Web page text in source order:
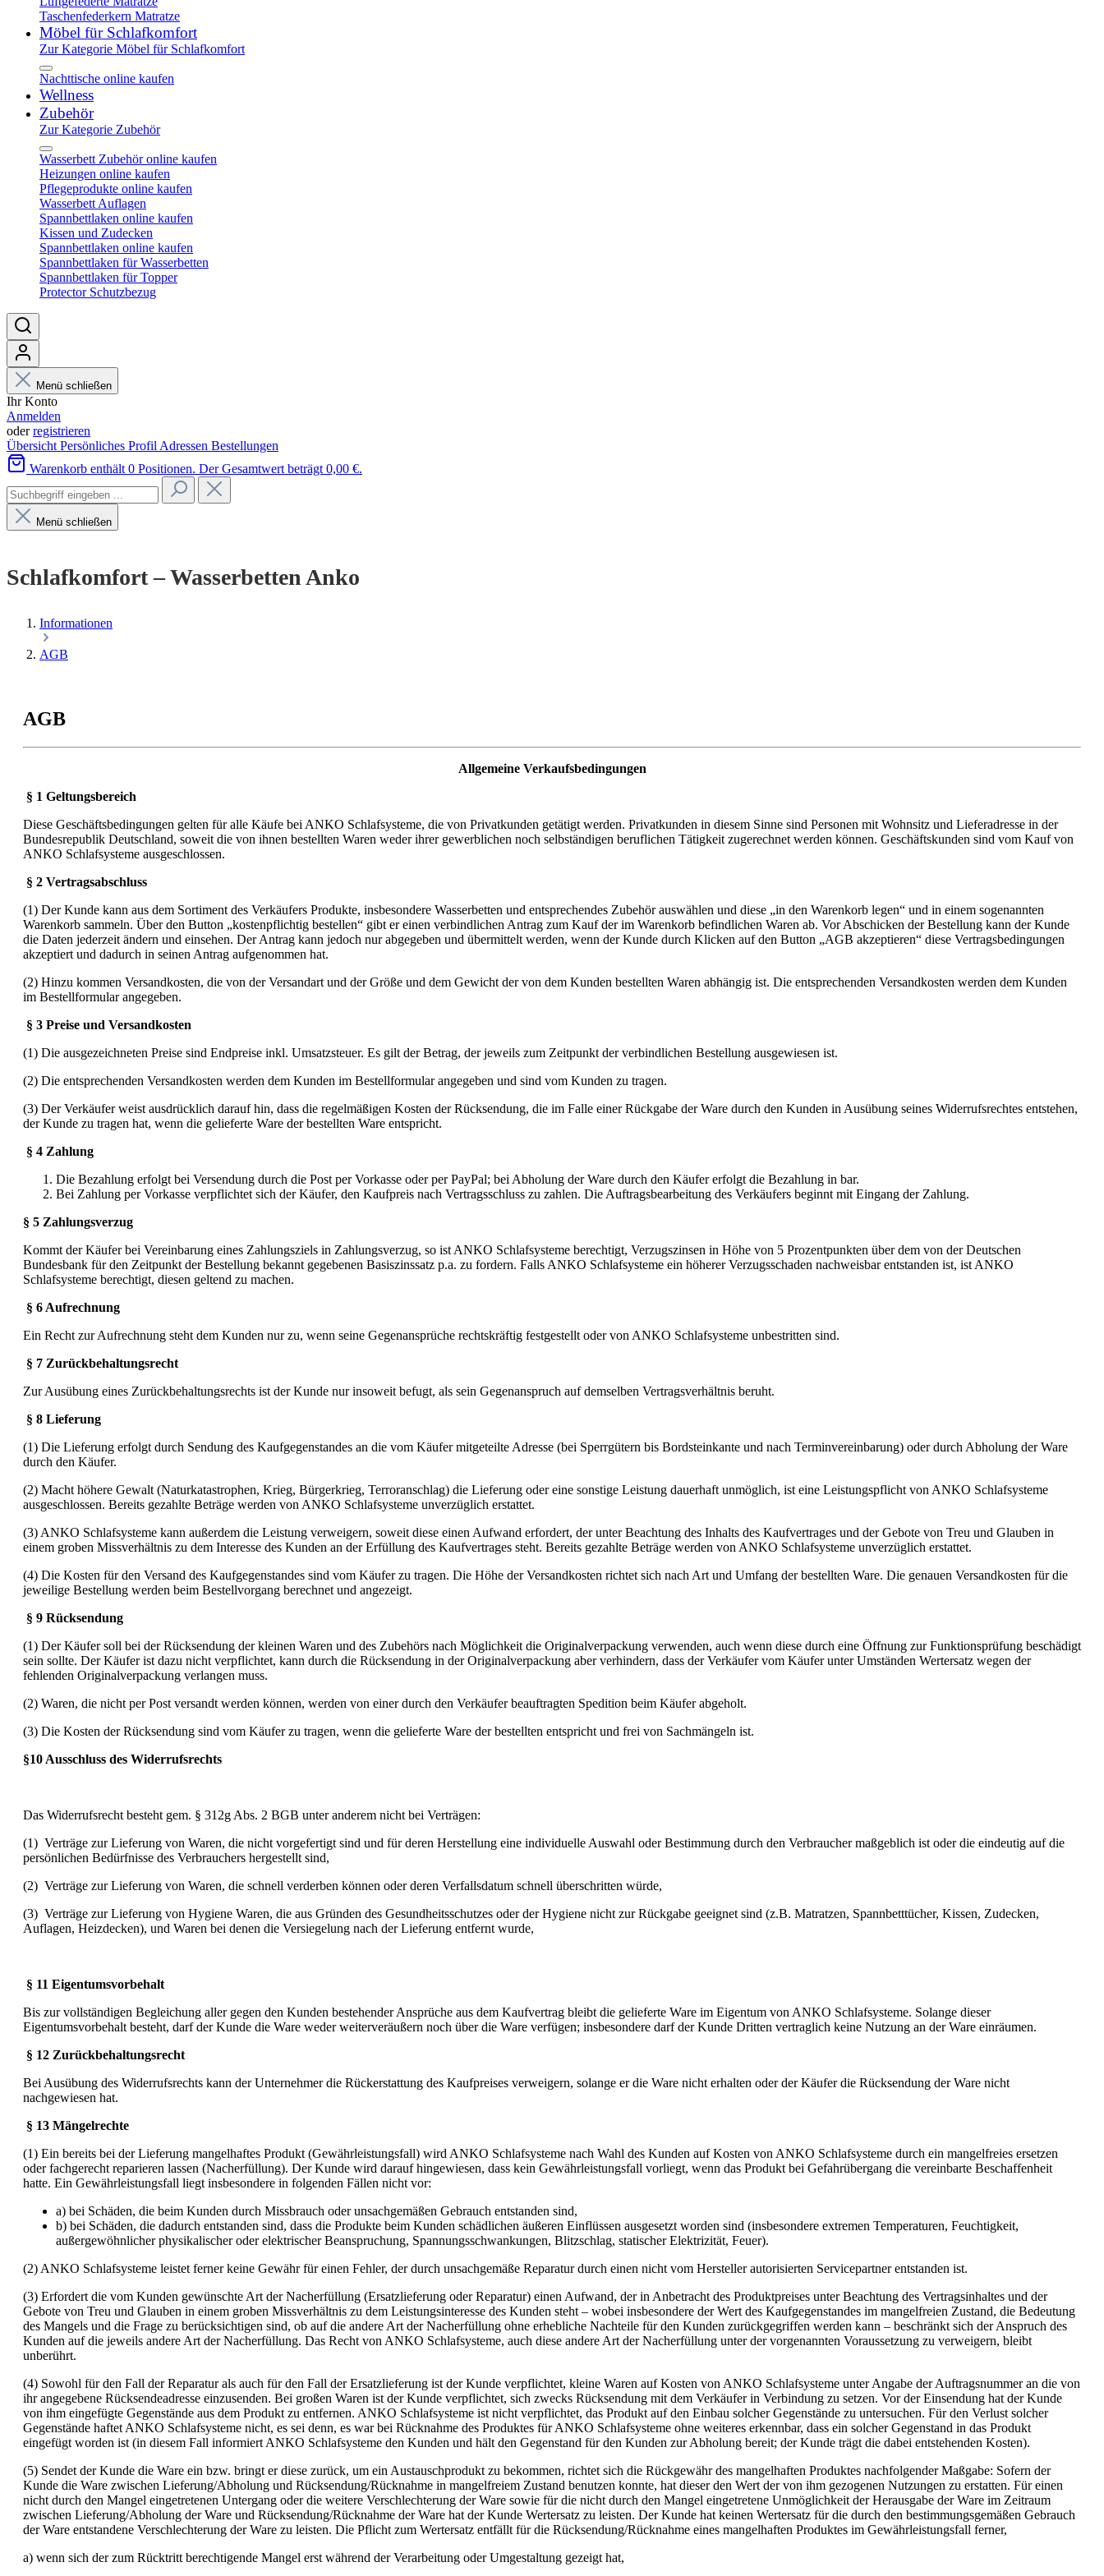
Taschenfederkern Matratze
Möbel für Schlafkomfort
Zur Kategorie Möbel für Schlafkomfort
Nachttische online kaufen
Wellness
Zubehör
Zur Kategorie Zubehör
Wasserbett Zubehör online kaufen
Heizungen online kaufen
Pflegeprodukte online kaufen
Wasserbett Auflagen
Spannbettlaken online kaufen
Kissen und Zudecken
Spannbettlaken online kaufen
Spannbettlaken für Wasserbetten
Spannbettlaken für Topper
Protector Schutzbezug
Menü schließen
Ihr Konto
Anmelden
oderregistrieren
Übersicht Persönliches Profil Adressen Bestellungen
Warenkorb enthält 0 Positionen. Der Gesamtwert beträgt 0,00 €.
Menü schließen
Schlafkomfort – Wasserbetten Anko
Informationen
AGB
AGB
Allgemeine Verkaufsbedingungen
§ 1 Geltungsbereich
Diese Geschäftsbedingungen gelten für alle Käufe bei ANKO Schlafsysteme, die von Privatkunden getätigt werden. Privatkunden in diesem Sinne sind Personen mit Wohnsitz und Lieferadresse in der
Bundesrepublik Deutschland, soweit die von ihnen bestellten Waren weder ihrer gewerblichen noch selbständigen beruflichen Tätigkeit zugerechnet werden können. Geschäftskunden sind vom Kauf von
ANKO Schlafsysteme ausgeschlossen.
§ 2 Vertragsabschluss
(1) Der Kunde kann aus dem Sortiment des Verkäufers Produkte, insbesondere Wasserbetten und entsprechendes Zubehör auswählen und diese „in den Warenkorb legen“ und in einem sogenannten
Warenkorb sammeln. Über den Button „kostenpflichtig bestellen“ gibt er einen verbindlichen Antrag zum Kauf der im Warenkorb befindlichen Waren ab. Vor Abschicken der Bestellung kann der Kunde
die Daten jederzeit ändern und einsehen. Der Antrag kann jedoch nur abgegeben und übermittelt werden, wenn der Kunde durch Klicken auf den Button „AGB akzeptieren“ diese Vertragsbedingungen
akzeptiert und dadurch in seinen Antrag aufgenommen hat.
(2) Hinzu kommen Versandkosten, die von der Versandart und der Größe und dem Gewicht der von dem Kunden bestellten Waren abhängig ist. Die entsprechenden Versandkosten werden dem Kunden
im Bestellformular angegeben.
§ 3 Preise und Versandkosten
(1) Die ausgezeichneten Preise sind Endpreise inkl. Umsatzsteuer. Es gilt der Betrag, der jeweils zum Zeitpunkt der verbindlichen Bestellung ausgewiesen ist.
(2) Die entsprechenden Versandkosten werden dem Kunden im Bestellformular angegeben und sind vom Kunden zu tragen.
(3) Der Verkäufer weist ausdrücklich darauf hin, dass die regelmäßigen Kosten der Rücksendung, die im Falle einer Rückgabe der Ware durch den Kunden in Ausübung seines Widerrufsrechtes entstehen,
der Kunde zu tragen hat, wenn die gelieferte Ware der bestellten Ware entspricht.
§ 4 Zahlung
Die Bezahlung erfolgt bei Versendung durch die Post per Vorkasse oder per PayPal; bei Abholung der Ware durch den Käufer erfolgt die Bezahlung in bar.
Bei Zahlung per Vorkasse verpflichtet sich der Käufer, den Kaufpreis nach Vertragsschluss zu zahlen. Die Auftragsbearbeitung des Verkäufers beginnt mit Eingang der Zahlung.
§ 5 Zahlungsverzug
Kommt der Käufer bei Vereinbarung eines Zahlungsziels in Zahlungsverzug, so ist ANKO Schlafsysteme berechtigt, Verzugszinsen in Höhe von 5 Prozentpunkten über dem von der Deutschen
Bundesbank für den Zeitpunkt der Bestellung bekannt gegebenen Basiszinssatz p.a. zu fordern. Falls ANKO Schlafsysteme ein höherer Verzugsschaden nachweisbar entstanden ist, ist ANKO
Schlafsysteme berechtigt, diesen geltend zu machen.
§ 6 Aufrechnung
Ein Recht zur Aufrechnung steht dem Kunden nur zu, wenn seine Gegenansprüche rechtskräftig festgestellt oder von ANKO Schlafsysteme unbestritten sind.
§ 7 Zurückbehaltungsrecht
Zur Ausübung eines Zurückbehaltungsrechts ist der Kunde nur insoweit befugt, als sein Gegenanspruch auf demselben Vertragsverhältnis beruht.
§ 8 Lieferung
(1) Die Lieferung erfolgt durch Sendung des Kaufgegenstandes an die vom Käufer mitgeteilte Adresse (bei Sperrgütern bis Bordsteinkante und nach Terminvereinbarung) oder durch Abholung der Ware
durch den Käufer.
(2) Macht höhere Gewalt (Naturkatastrophen, Krieg, Bürgerkrieg, Terroranschlag) die Lieferung oder eine sonstige Leistung dauerhaft unmöglich, ist eine Leistungspflicht von ANKO Schlafsysteme
ausgeschlossen. Bereits gezahlte Beträge werden von ANKO Schlafsysteme unverzüglich erstattet.
(3) ANKO Schlafsysteme kann außerdem die Leistung verweigern, soweit diese einen Aufwand erfordert, der unter Beachtung des Inhalts des Kaufvertrages und der Gebote von Treu und Glauben in
einem groben Missverhältnis zu dem Interesse des Kunden an der Erfüllung des Kaufvertrages steht. Bereits gezahlte Beträge werden von ANKO Schlafsysteme unverzüglich erstattet.
(4) Die Kosten für den Versand des Kaufgegenstandes sind vom Käufer zu tragen. Die Höhe der Versandkosten richtet sich nach Art und Umfang der bestellten Ware. Die genauen Versandkosten für die
jeweilige Bestellung werden beim Bestellvorgang berechnet und angezeigt.
§ 9 Rücksendung
(1) Der Käufer soll bei der Rücksendung der kleinen Waren und des Zubehörs nach Möglichkeit die Originalverpackung verwenden, auch wenn diese durch eine Öffnung zur Funktionsprüfung beschädigt
sein sollte. Der Käufer ist dazu nicht verpflichtet, kann durch die Rücksendung in der Originalverpackung aber verhindern, dass der Verkäufer vom Käufer unter Umständen Wertersatz wegen der
fehlenden Originalverpackung verlangen muss.
(2) Waren, die nicht per Post versandt werden können, werden von einer durch den Verkäufer beauftragten Spedition beim Käufer abgeholt.
(3) Die Kosten der Rücksendung sind vom Käufer zu tragen, wenn die gelieferte Ware der bestellten entspricht und frei von Sachmängeln ist.
§10 Ausschluss des Widerrufsrechts
Das Widerrufsrecht besteht gem. § 312g Abs. 2 BGB unter anderem nicht bei Verträgen:
(1) Verträge zur Lieferung von Waren, die nicht vorgefertigt sind und für deren Herstellung eine individuelle Auswahl oder Bestimmung durch den Verbraucher maßgeblich ist oder die eindeutig auf die
persönlichen Bedürfnisse des Verbrauchers hergestellt sind,
(2) Verträge zur Lieferung von Waren, die schnell verderben können oder deren Verfallsdatum schnell überschritten würde,
(3) Verträge zur Lieferung von Hygiene Waren, die aus Gründen des Gesundheitsschutzes oder der Hygiene nicht zur Rückgabe geeignet sind (z.B. Matratzen, Spannbetttücher, Kissen, Zudecken,
Auflagen, Heizdecken), und Waren bei denen die Versiegelung nach der Lieferung entfernt wurde,
§ 11 Eigentumsvorbehalt
Bis zur vollständigen Begleichung aller gegen den Kunden bestehender Ansprüche aus dem Kaufvertrag bleibt die gelieferte Ware im Eigentum von ANKO Schlafsysteme. Solange dieser
Eigentumsvorbehalt besteht, darf der Kunde die Ware weder weiterveräußern noch über die Ware verfügen; insbesondere darf der Kunde Dritten vertraglich keine Nutzung an der Ware einräumen.
§ 12 Zurückbehaltungsrecht
Bei Ausübung des Widerrufsrechts kann der Unternehmer die Rückerstattung des Kaufpreises verweigern, solange er die Ware nicht erhalten oder der Käufer die Rücksendung der Ware nicht
nachgewiesen hat.
§ 13 Mängelrechte
(1) Ein bereits bei der Lieferung mangelhaftes Produkt (Gewährleistungsfall) wird ANKO Schlafsysteme nach Wahl des Kunden auf Kosten von ANKO Schlafsysteme durch ein mangelfreies ersetzen
oder fachgerecht reparieren lassen (Nacherfüllung). Der Kunde wird darauf hingewiesen, dass kein Gewährleistungsfall vorliegt, wenn das Produkt bei Gefahrübergang die vereinbarte Beschaffenheit
hatte. Ein Gewährleistungsfall liegt insbesondere in folgenden Fällen nicht vor:
a) bei Schäden, die beim Kunden durch Missbrauch oder unsachgemäßen Gebrauch entstanden sind,
b) bei Schäden, die dadurch entstanden sind, dass die Produkte beim Kunden schädlichen äußeren Einflüssen ausgesetzt worden sind (insbesondere extremen Temperaturen, Feuchtigkeit,
außergewöhnlicher physikalischer oder elektrischer Beanspruchung, Spannungsschwankungen, Blitzschlag, statischer Elektrizität, Feuer).
(2) ANKO Schlafsysteme leistet ferner keine Gewähr für einen Fehler, der durch unsachgemäße Reparatur durch einen nicht vom Hersteller autorisierten Servicepartner entstanden ist.
(3) Erfordert die vom Kunden gewünschte Art der Nacherfüllung (Ersatzlieferung oder Reparatur) einen Aufwand, der in Anbetracht des Produktpreises unter Beachtung des Vertragsinhaltes und der
Gebote von Treu und Glauben in einem groben Missverhältnis zu dem Leistungsinteresse des Kunden steht – wobei insbesondere der Wert des Kaufgegenstandes im mangelfreien Zustand, die Bedeutung
des Mangels und die Frage zu berücksichtigen sind, ob auf die andere Art der Nacherfüllung ohne erhebliche Nachteile für den Kunden zurückgegriffen werden kann – beschränkt sich der Anspruch des
Kunden auf die jeweils andere Art der Nacherfüllung. Das Recht von ANKO Schlafsysteme, auch diese andere Art der Nacherfüllung unter der vorgenannten Voraussetzung zu verweigern, bleibt
unberührt.
(4) Sowohl für den Fall der Reparatur als auch für den Fall der Ersatzlieferung ist der Kunde verpflichtet, kleine Waren auf Kosten von ANKO Schlafsysteme unter Angabe der Auftragsnummer an die von
ihr angegebene Rücksendeadresse einzusenden. Bei großen Waren ist der Kunde verpflichtet, sich zwecks Rücksendung mit dem Verkäufer in Verbindung zu setzen. Vor der Einsendung hat der Kunde
von ihm eingefügte Gegenstände aus dem Produkt zu entfernen. ANKO Schlafsysteme ist nicht verpflichtet, das Produkt auf den Einbau solcher Gegenstände zu untersuchen. Für den Verlust solcher
Gegenstände haftet ANKO Schlafsysteme nicht, es sei denn, es war bei Rücknahme des Produktes für ANKO Schlafsysteme ohne weiteres erkennbar, dass ein solcher Gegenstand in das Produkt
eingefügt worden ist (in diesem Fall informiert ANKO Schlafsysteme den Kunden und hält den Gegenstand für den Kunden zur Abholung bereit; der Kunde trägt die dabei entstehenden Kosten).
(5) Sendet der Kunde die Ware ein bzw. bringt er diese zurück, um ein Austauschprodukt zu bekommen, richtet sich die Rückgewähr des mangelhaften Produktes nachfolgender Maßgabe: Sofern der
Kunde die Ware zwischen Lieferung/Abholung und Rücksendung/Rücknahme in mangelfreiem Zustand benutzen konnte, hat dieser den Wert der von ihm gezogenen Nutzungen zu erstatten. Für einen
nicht durch den Mangel eingetretenen Untergang oder die weitere Verschlechterung der Ware sowie für die nicht durch den Mangel eingetretene Unmöglichkeit der Herausgabe der Ware im Zeitraum
zwischen Lieferung/Abholung der Ware und Rücksendung/Rücknahme der Ware hat der Kunde Wertersatz zu leisten. Der Kunde hat keinen Wertersatz für die durch den bestimmungsgemäßen Gebrauch
der Ware entstandene Verschlechterung der Ware zu leisten. Die Pflicht zum Wertersatz entfällt für die Rücksendung/Rücknahme eines mangelhaften Produktes im Gewährleistungsfall ferner,
a) wenn sich der zum Rücktritt berechtigende Mangel erst während der Verarbeitung oder Umgestaltung gezeigt hat,